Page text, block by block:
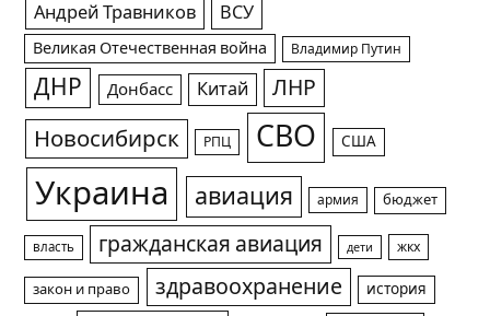
Андрей Травников ВСУ
Великая Отечественная война Владимир Путин
ДНР Донбасс Китай ЛНР
Новосибирск РПЦ СВО США
Украина авиация армия бюджет
власть гражданская авиация дети жкх
закон и право здравоохранение история